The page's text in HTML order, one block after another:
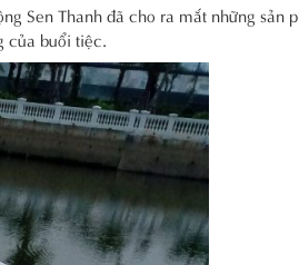
Sen Thanh đã cho ra mắt những sản
của buổi tiệc.